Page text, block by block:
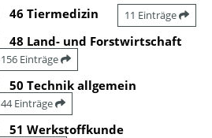
46 Tiermedizin 11 Einträge
48 Land- und Forstwirtschaft
156 Einträge
50 Technik allgemein
44 Einträge
51 Werkstoffkunde